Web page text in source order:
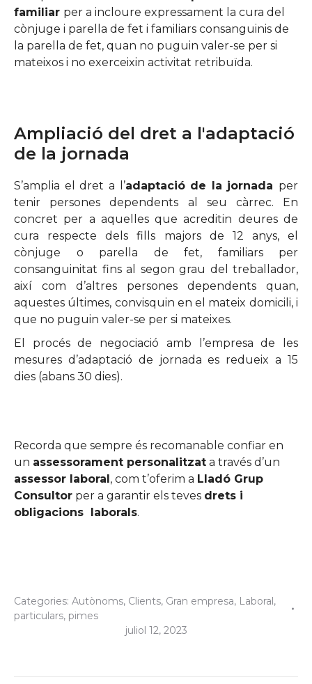
familiar per a incloure expressament la cura del
cònjuge i parella de fet i familiars consanguinis de
la parella de fet, quan no puguin valer-se per si
mateixos i no exerceixin activitat retribuïda.
Ampliació del dret a l'adaptació
de la jornada
S’amplia el dret a l’adaptació de la jornada per
tenir persones dependents al seu càrrec. En
concret per a aquelles que acreditin deures de
cura respecte dels fills majors de 12 anys, el
cònjuge o parella de fet, familiars per
consanguinitat fins al segon grau del treballador,
així com d’altres persones dependents quan,
aquestes últimes, convisquin en el mateix domicili, i
que no puguin valer-se per si mateixes.
El procés de negociació amb l’empresa de les
mesures d’adaptació de jornada es redueix a 15
dies (abans 30 dies).
Recorda que sempre és recomanable confiar en
un assessorament personalitzat a través d’un
assessor laboral, com t’oferim a Lladó Grup
Consultor per a garantir els teves drets i
obligacions laborals.
Categories: Autònoms, Clients, Gran empresa, Laboral,
particulars, pimes
juliol 12, 2023